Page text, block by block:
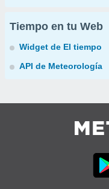
Tiempo en tu Web
Widget de El tiempo
API de Meteorología